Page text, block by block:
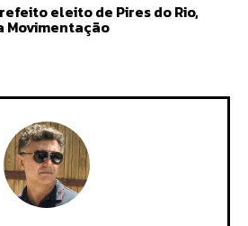
eleito de Pires do Rio,
Movimentação